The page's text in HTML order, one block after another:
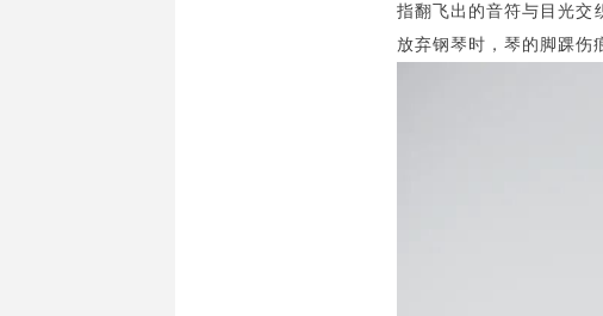
指翻飞出的音符与目光交
放弃钢琴时，琴的脚踝伤